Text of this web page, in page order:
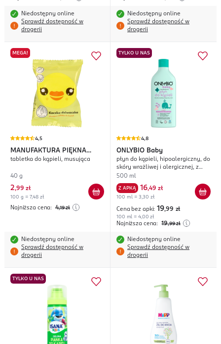
Niedostępny online
Sprawdź dostępność w
drogerii
Niedostępny online
Sprawdź dostępność w
drogerii
MEGA!
4,5
MANUFAKTURA PIĘKNA
Kaczka Dziwaczka
tabletka do kąpieli, musująca
40 g
2,99 zł
100 g = 7,48 zł
Najniższa cena: 4,19 zł
Niedostępny online
Sprawdź dostępność w
drogerii
TYLKO U NAS
4,8
ONLYBIO Baby
płyn do kąpieli, hipoalergiczny, do
skóry wrażliwej i alergicznej, z
AZS
500 ml
Z APKĄ 16,49 zł
100 ml = 3,30 zł
Cena bez apki: 19,99 zł
100 ml = 4,00 zł
Najniższa cena: 19,99 zł
Niedostępny online
Sprawdź dostępność w
drogerii
TYLKO U NAS